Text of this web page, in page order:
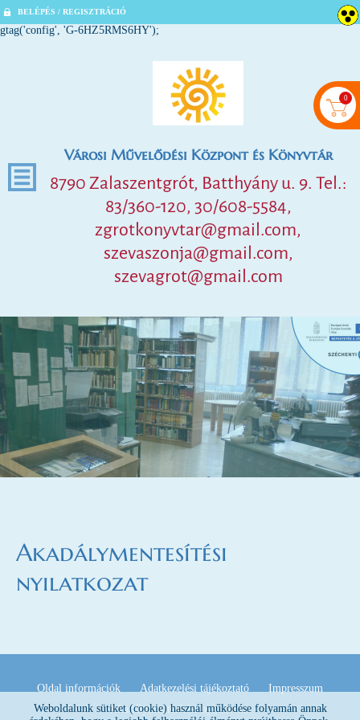
BELÉPÉS / REGISZTRÁCIÓ
0
gtag('config', 'G-6HZ5RMS6HY');
Városi Művelődési Központ és Könyvtár
8790 Zalaszentgrót, Batthyány u. 9. Tel.:
83/360-120, 30/608-5584,
zgrotkonyvtar@gmail.com,
szevaszonja@gmail.com,
szevagrot@gmail.com
Akadálymentesítési
nyilatkozat
Oldal információk Adatkezelési tájékoztató
Impresszum
Akadálymentesítési nyilatkozat
Weboldalunk sütiket (cookie) használ működése folyamán annak